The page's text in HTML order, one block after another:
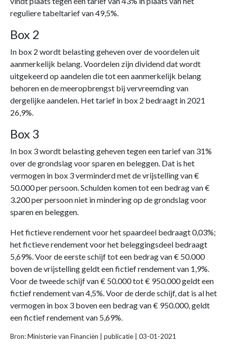
reguliere tabeltarief van 49,5%.
Box 2
In box 2 wordt belasting geheven over de voordelen uit
aanmerkelijk belang. Voordelen zijn dividend dat wordt
uitgekeerd op aandelen die tot een aanmerkelijk belang
behoren en de meeropbrengst bij vervreemding van
dergelijke aandelen. Het tarief in box 2 bedraagt in 2021
26,9%.
Box 3
In box 3 wordt belasting geheven tegen een tarief van 31%
over de grondslag voor sparen en beleggen. Dat is het
vermogen in box 3 verminderd met de vrijstelling van €
50.000 per persoon. Schulden komen tot een bedrag van €
3.200 per persoon niet in mindering op de grondslag voor
sparen en beleggen.
Het fictieve rendement voor het spaardeel bedraagt 0,03%;
het fictieve rendement voor het beleggingsdeel bedraagt
5,69%. Voor de eerste schijf tot een bedrag van € 50.000
boven de vrijstelling geldt een fictief rendement van 1,9%.
Voor de tweede schijf van € 50.000 tot € 950.000 geldt een
fictief rendement van 4,5%. Voor de derde schijf, dat is al het
vermogen in box 3 boven een bedrag van € 950.000, geldt
een fictief rendement van 5,69%.
Bron: Ministerie van Financiën | publicatie | 03-01-2021